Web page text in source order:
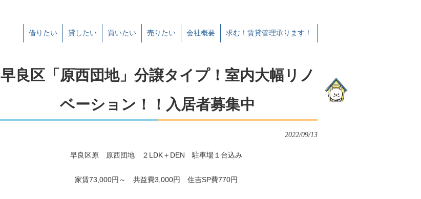
借りたい 貸したい 買いたい 売りたい 会社概要 求む！賃貸管理承ります！
早良区「原西団地」分譲タイプ！室内大幅リノ
ベーション！！入居者募集中
2022/09/13
早良区原 原西団地 ２LDK＋DEN 駐車場１台込み
家賃73,000円～ 共益費3,000円 住吉SP費770円